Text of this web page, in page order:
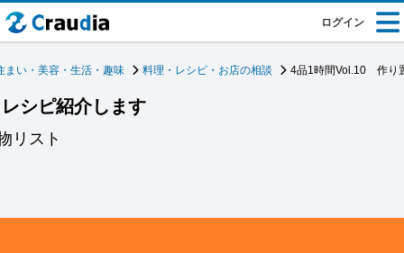
ログイン
まい・美容・生活・趣味 料理・レシピ・お店の相談 4品1時間Vol.10 作り
シピ紹介します
リスト